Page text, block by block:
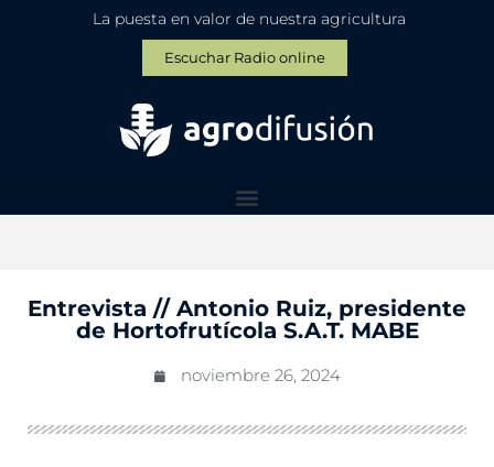
La puesta en valor de nuestra agricultura
Escuchar Radio online
Entrevista // Antonio Ruiz, presidente
de Hortofrutícola S.A.T. MABE
noviembre 26, 2024